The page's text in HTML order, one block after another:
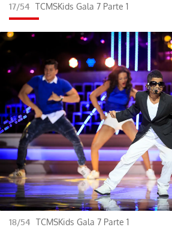
17/54 TCMSKids Gala 7 Parte 1
18/54 TCMSKids Gala 7 Parte 1